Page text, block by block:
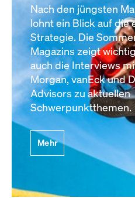
Nach den jüngsten
lohnt ein Blick auf die
Strategie. Die
Magazins zeigt
auch die Interviews
Morgan, vanEck und
Advisors zu aktuellen
Schwerpunktthemen.
Mehr